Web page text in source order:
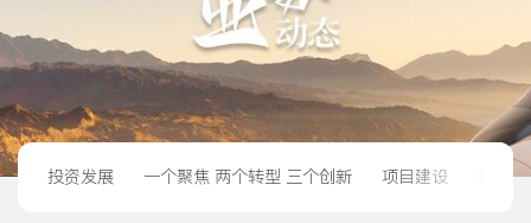
投资发展 一个聚焦 两个转型 三个创新 项目建设 经营